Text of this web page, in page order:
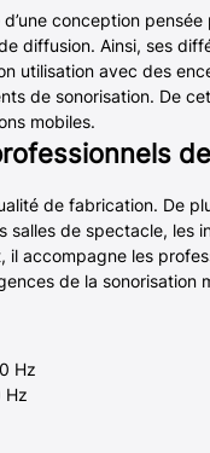
conception
diffusion. Ainsi, ses
utilisation avec des
de sonorisation. De
mobiles.
de
de fabrication. De
de spectacle, les
accompagne les
de la sonorisation
Hz
Hz